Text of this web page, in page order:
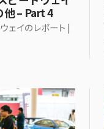
– Part 4
ェイのレポート |